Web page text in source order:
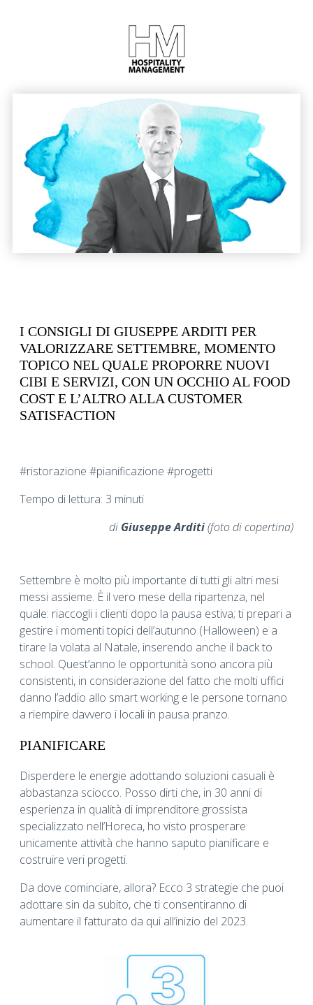
I CONSIGLI DI GIUSEPPE ARDITI PER
VALORIZZARE SETTEMBRE, MOMENTO
TOPICO NEL QUALE PROPORRE NUOVI
CIBI E SERVIZI, CON UN OCCHIO AL FOOD
COST E L’ALTRO ALLA CUSTOMER
SATISFACTION
#ristorazione #pianificazione #progetti
Tempo di lettura: 3 minuti
di Giuseppe Arditi(foto di copertina)
Settembre è molto più importante di tutti gli altri mesi
messi assieme. È il vero mese della ripartenza, nel
quale: riaccogli i clienti dopo la pausa estiva; ti prepari a
gestire i momenti topici dell’autunno (Halloween) e a
tirare la volata al Natale, inserendo anche il back to
school. Quest’anno le opportunità sono ancora più
consistenti, in considerazione del fatto che molti uffici
danno l’addio allo smart working e le persone tornano
a riempire davvero i locali in pausa pranzo.
PIANIFICARE
Disperdere le energie adottando soluzioni casuali è
abbastanza sciocco. Posso dirti che, in 30 anni di
esperienza in qualità di imprenditore grossista
specializzato nell’Horeca, ho visto prosperare
unicamente attività che hanno saputo pianificare e
costruire veri progetti.
Da dove cominciare, allora? Ecco 3 strategie che puoi
adottare sin da subito, che ti consentiranno di
aumentare il fatturato da qui all’inizio del 2023.